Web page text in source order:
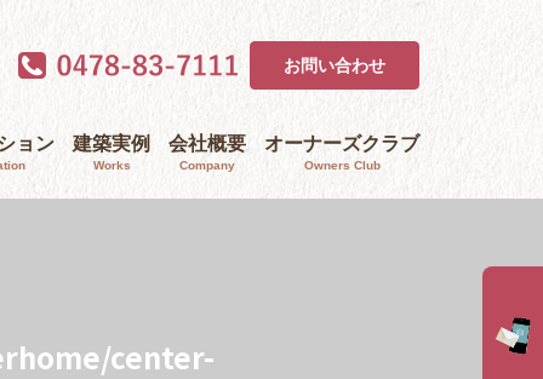
お問い合わせ
ョン 建築実例
Works
会社概要
Company
オーナーズクラブ
Owners Club
center-